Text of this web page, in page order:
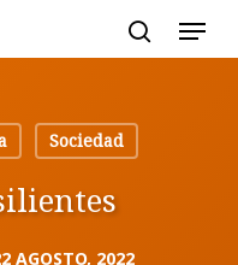
Sociedad
AGOSTO, 2022